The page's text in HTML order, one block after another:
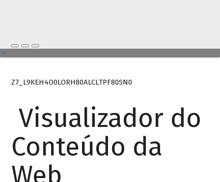
Z7_L9KEH4O0LORH80ALCLTPF80SN0
Visualizador do
Conteúdo da
Web